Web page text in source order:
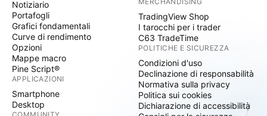
Notiziario
Portafogli
Grafici fondamentali
Curve di rendimento
Opzioni
Mappe macro
Pine Script®
APPLICAZIONI
Smartphone
Desktop
TradingView Shop
I tarocchi per i trader
C63 TradeTime
POLITICHE E SICUREZZA
Condizioni d'uso
Declinazione di responsabilità
Normativa sulla privacy
Politica sui cookies
Dichiarazione di accessibilità